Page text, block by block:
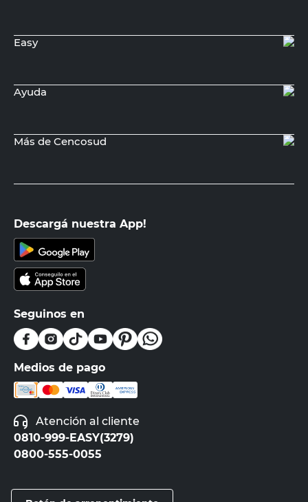
Easy
Ayuda
Más de Cencosud
Descargá nuestra App!
Seguinos en
Medios de pago
Atención al cliente
0810-999-EASY(3279)
0800-555-0055